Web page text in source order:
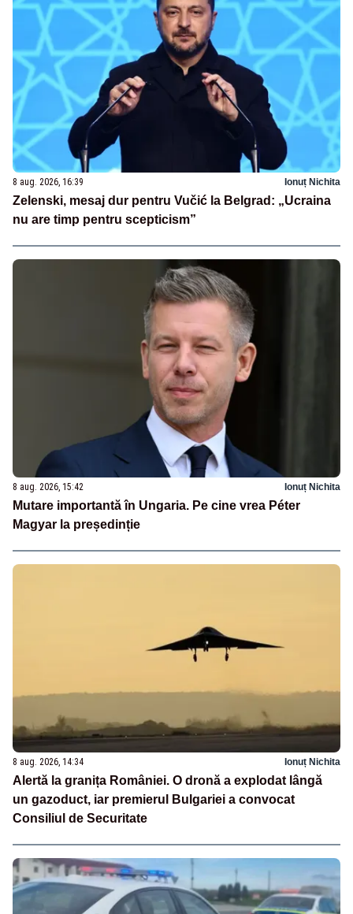
8 aug. 2026, 16:39 Ionuț Nichita
Zelenski, mesaj dur pentru Vučić la Belgrad: „Ucraina
nu are timp pentru scepticism”
8 aug. 2026, 15:42 Ionuț Nichita
Mutare importantă în Ungaria. Pe cine vrea Péter
Magyar la președinție
8 aug. 2026, 14:34 Ionuț Nichita
Alertă la granița României. O dronă a explodat lângă
un gazoduct, iar premierul Bulgariei a convocat
Consiliul de Securitate